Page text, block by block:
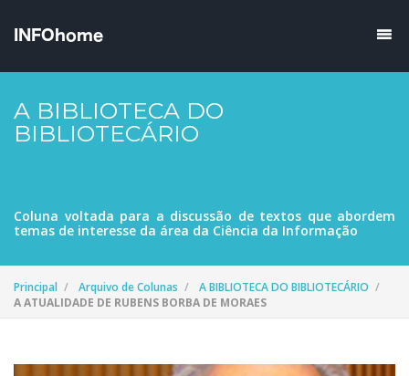
A BIBLIOTECA DO
BIBLIOTECÁRIO
Coluna voltada para a discussão de textos que abordem
temas de interesse da área da Ciência da Informação
Principal Arquivo de Colunas
A BIBLIOTECA DO BIBLIOTECÁRIO
A ATUALIDADE DE RUBENS BORBA DE MORAES